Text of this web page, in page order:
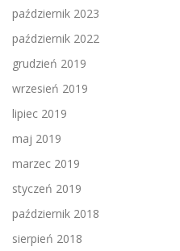
październik 2023
październik 2022
grudzień 2019
wrzesień 2019
lipiec 2019
maj 2019
marzec 2019
styczeń 2019
październik 2018
sierpień 2018